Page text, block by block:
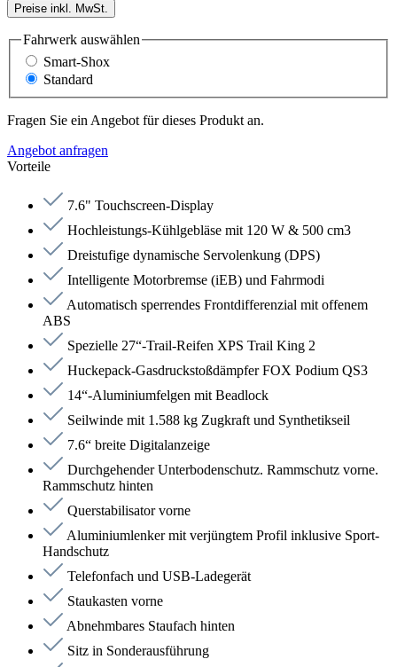
Preise inkl. MwSt.
Fahrwerk auswählen
Smart-Shox
Standard
Fragen Sie ein Angebot für dieses Produkt an.
Angebot anfragen
Vorteile
7.6" Touchscreen-Display
Hochleistungs-Kühlgebläse mit 120 W & 500 cm3
Dreistufige dynamische Servolenkung (DPS)
Intelligente Motorbremse (iEB) und Fahrmodi
Automatisch sperrendes Frontdifferenzial mit offenem
ABS
Spezielle 27“-Trail-Reifen XPS Trail King 2
Huckepack-Gasdruckstoßdämpfer FOX Podium QS3
14“-Aluminiumfelgen mit Beadlock
Seilwinde mit 1.588 kg Zugkraft und Synthetikseil
7.6“ breite Digitalanzeige
Durchgehender Unterbodenschutz. Rammschutz vorne.
Rammschutz hinten
Querstabilisator vorne
Aluminiumlenker mit verjüngtem Profil inklusive Sport-
Handschutz
Telefonfach und USB-Ladegerät
Staukasten vorne
Abnehmbares Staufach hinten
Sitz in Sonderausführung